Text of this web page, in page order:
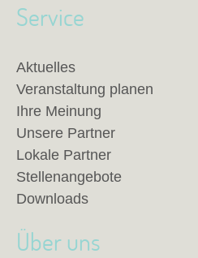
Service
Aktuelles
Veranstaltung planen
Ihre Meinung
Unsere Partner
Lokale Partner
Stellenangebote
Downloads
Über uns